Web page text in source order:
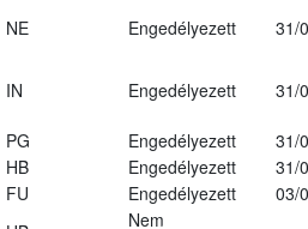
NE Engedélyezett
31/
IN Engedélyezett 31/
PG Engedélyezett
31/
HB Engedélyezett
31/
FU Engedélyezett
03/
Nem